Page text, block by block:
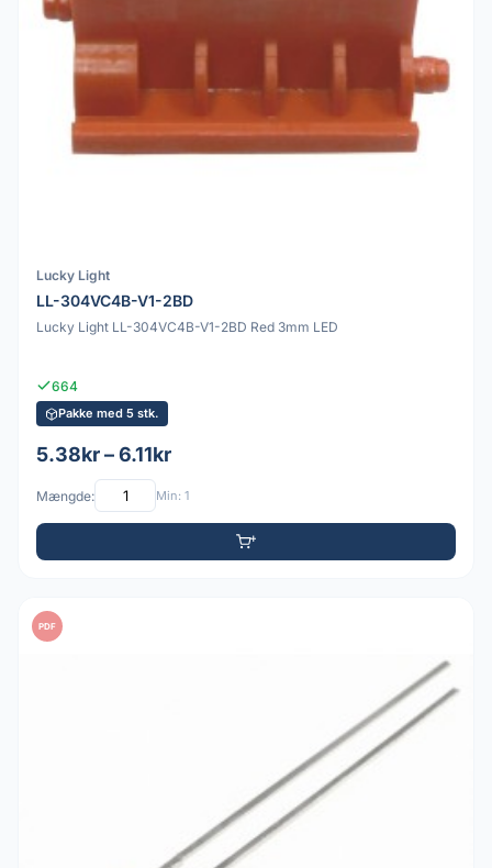
Lucky Light
LL-304VC4B-V1-2BD
Lucky Light LL-304VC4B-V1-2BD Red 3mm LED
664
Pakke med 5 stk.
5.38kr – 6.11kr
Mængde: Min: 1
PDF